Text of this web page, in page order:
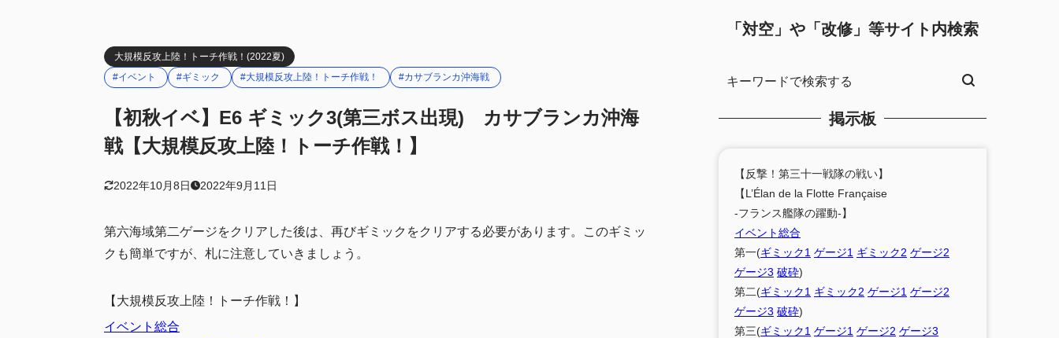
大規模反攻上陸！トーチ作戦！(2022夏)
#イベント
#ギミック #大規模反攻上陸！トーチ作戦！ #カサブランカ沖海戦
【初秋イベ】E6 ギミック3(第三ボス出現) カサブランカ沖海
戦【大規模反攻上陸！トーチ作戦！】
2022年10月8日 2022年9月11日
第六海域第二ゲージをクリアした後は、再びギミックをクリアする必要があります。このギミッ
クも簡単ですが、札に注意していきましょう。
【大規模反攻上陸！トーチ作戦！】
イベント総合
「対空」や「改修」等サイト内検索
掲示板
【反撃！第三十一戦隊の戦い】
【L’Élan de la Flotte Française
-フランス艦隊の躍動-】
イベント総合
第一(ギミック1 ゲージ1 ギミック2 ゲージ2
ゲージ3 破砕)
第二(ギミック1 ギミック2 ゲージ1 ゲージ2
ゲージ3 破砕)
第三(ギミック1 ゲージ1 ゲージ2 ゲージ3